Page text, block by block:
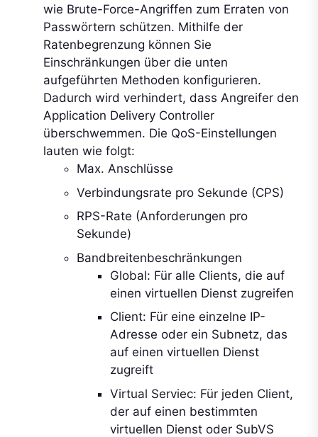
wie Brute-Force-Angriffen zum Erraten von
Passwörtern schützen. Mithilfe der
Ratenbegrenzung können Sie
Einschränkungen über die unten
aufgeführten Methoden konfigurieren.
Dadurch wird verhindert, dass Angreifer den
Application Delivery Controller
überschwemmen. Die QoS-Einstellungen
lauten wie folgt:
Max. Anschlüsse
Verbindungsrate pro Sekunde (CPS)
RPS-Rate (Anforderungen pro
Sekunde)
Bandbreitenbeschränkungen
Global: Für alle Clients, die auf
einen virtuellen Dienst zugreifen
Client: Für eine einzelne IP-
Adresse oder ein Subnetz, das
auf einen virtuellen Dienst
zugreift
Virtual Serviec: Für jeden Client,
der auf einen bestimmten
virtuellen Dienst oder SubVS